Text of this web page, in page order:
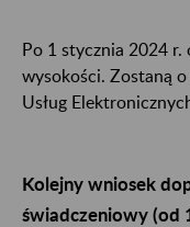
Po 1 stycznia 2024
wysokości. Zostaną
Usług
Kolejny wniosek
świadczeniowy (od